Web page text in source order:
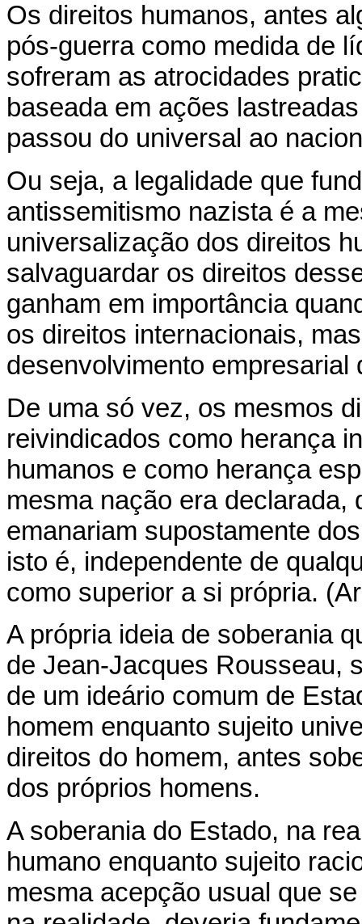
Os direitos humanos, antes
pós-guerra como medida de
sofreram as atrocidades
baseada em ações
passou do universal ao
Ou seja, a legalidade que
antissemitismo nazista é a
universalização dos direitos
salvaguardar os direitos
ganham em importância
os direitos internacionais,
desenvolvimento
De uma só vez, os mesmos
reivindicados como herança
humanos e como herança
mesma nação era declarada,
emanariam supostamente
isto é, independente de
como superior a si própria.
A própria ideia de soberania
de Jean-Jacques Rousseau,
de um ideário comum de
homem enquanto sujeito
direitos do homem, antes
dos próprios homens.
A soberania do Estado, na
humano enquanto sujeito
mesma acepção usual que